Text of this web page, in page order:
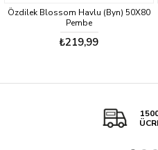
Havlu (Byn) 50X80
Özdilek